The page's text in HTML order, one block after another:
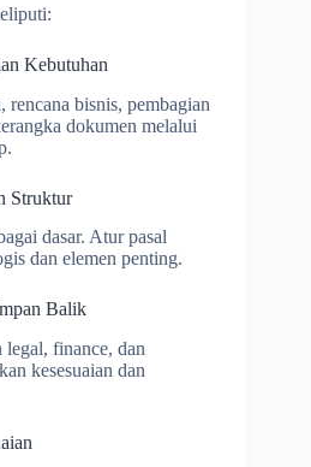
Kebutuhan
rencana bisnis, pembagian
dokumen melalui
Struktur
dasar. Atur pasal
dan elemen penting.
Balik
finance, dan
kesesuaian dan